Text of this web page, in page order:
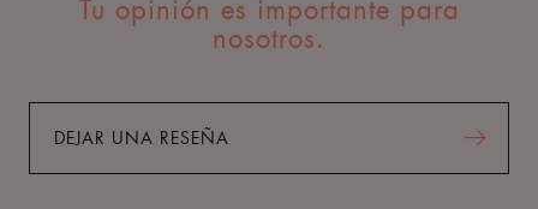
Tu opinión es importante para
nosotros.
DEJAR UNA RESEÑA